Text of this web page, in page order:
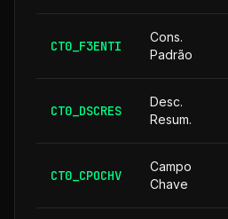
CT0_F3ENTI
Cons.
Padrão
CT0_DSCRES
Desc.
Resum.
CT0_CPOCHV
Campo
Chave